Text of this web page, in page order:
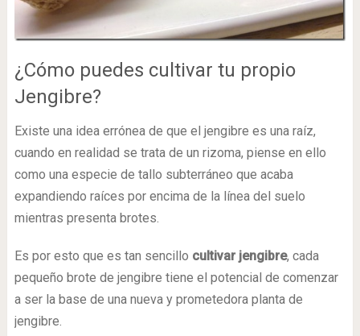
¿Cómo puedes cultivar tu propio
Jengibre?
Existe una idea errónea de que el jengibre es una raíz,
cuando en realidad se trata de un rizoma, piense en ello
como una especie de tallo subterráneo que acaba
expandiendo raíces por encima de la línea del suelo
mientras presenta brotes.
Es por esto que es tan sencillo cultivar jengibre, cada
pequeño brote de jengibre tiene el potencial de comenzar
a ser la base de una nueva y prometedora planta de
jengibre.